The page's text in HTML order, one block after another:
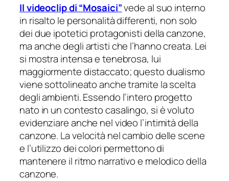
Il videoclip di “Mosaici”vede al suo interno
in risalto le personalità differenti, non solo
dei due ipotetici protagonisti della canzone,
ma anche degli artisti che l’hanno creata. Lei
si mostra intensa e tenebrosa, lui
maggiormente distaccato; questo dualismo
viene sottolineato anche tramite la scelta
degli ambienti. Essendo l’intero progetto
nato in un contesto casalingo, si è voluto
evidenziare anche nel video l’intimità della
canzone. La velocità nel cambio delle scene
e l’utilizzo dei colori permettono di
mantenere il ritmo narrativo e melodico della
canzone.